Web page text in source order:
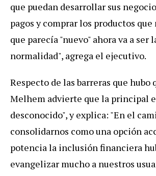
que puedan desarrollar sus
pagos y comprar los productos que
que parecía "nuevo" ahora va a ser
normalidad", agrega el ejecutivo.
Respecto de las barreras que hubo
Melhem advierte que la principal
desconocido", y explica: "En el
consolidarnos como una opción
potencia la inclusión financiera
evangelizar mucho a nuestros